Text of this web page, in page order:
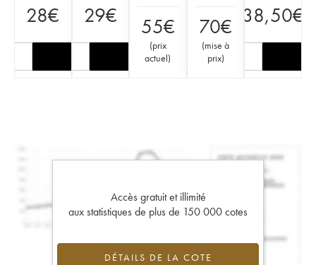
28€ 29€ 55€
(prix
actuel)
70€
(mise à
prix)
38,50€
Accès gratuit et illimité
aux statistiques de plus de 150 000 cotes
DÉTAILS DE LA COTE